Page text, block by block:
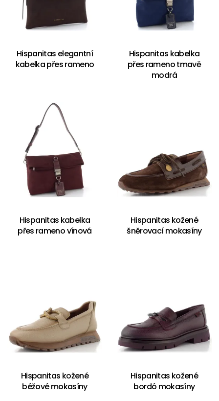
Hispanitas elegantní
kabelka přes rameno
Hispanitas kabelka
přes rameno tmavě
modrá
Hispanitas kabelka
přes rameno vínová
Hispanitas kožené
šněrovací mokasíny
Hispanitas kožené
béžové mokasíny
Hispanitas kožené
bordó mokasíny